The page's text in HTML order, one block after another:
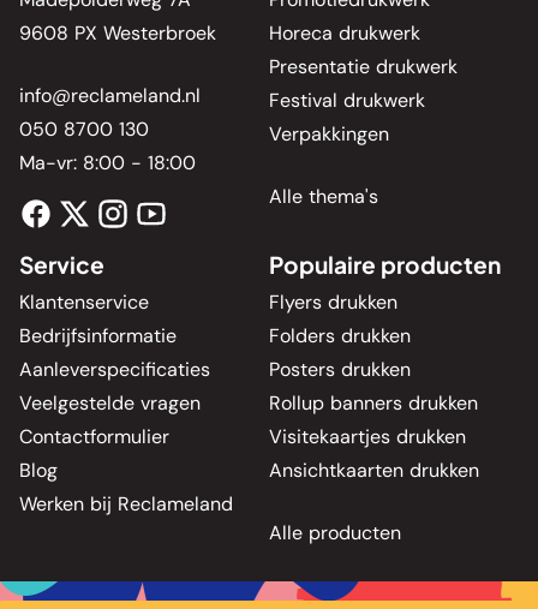
9608 PX Westerbroek
info@reclameland.nl
050 8700 130
Ma-vr: 8:00 - 18:00
Horeca drukwerk
Presentatie drukwerk
Festival drukwerk
Verpakkingen
Alle thema's
Service
Klantenservice
Bedrijfsinformatie
Aanleverspecificaties
Veelgestelde vragen
Contactformulier
Blog
Werken bij Reclameland
Populaire producten
Flyers drukken
Folders drukken
Posters drukken
Rollup banners drukken
Visitekaartjes drukken
Ansichtkaarten drukken
Alle producten